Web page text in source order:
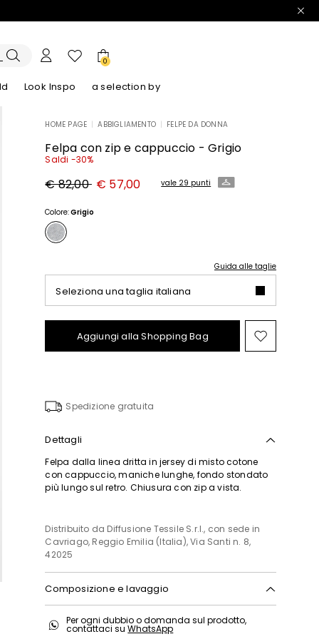
0
Look Inspo a selection by
Scopri i nostri AbitiScopri i nostri Sandali
HOME PAGE ABBIGLIAMENTO FELPE DA DONNA
Felpa con zip e cappuccio - Grigio
Saldi -30%
Prezzo
originale
82,00
€ 82,00 Nuovo
prezzo
€ 57,00 vale 29 punti
Colore:Grigio
Guida alle taglie
Seleziona una taglia italiana
Aggiungi alla Shopping Bag Sposta
nella
Spedizione gratuita
Dettagli
Felpa dalla linea dritta in jersey di misto cotone
con cappuccio, maniche lunghe, fondo stondato
più lungo sul retro. Chiusura con zip a vista.
Distribuito da Diffusione Tessile S.r.l., con sede in
Cavriago, Reggio Emilia (Italia), Via Santi n. 8,
42025
Composizione e lavaggio
meccanica; non candeggiare; non asciugare in
tamburo; asciugare in piano in ombra; ferro tiepido
Per ogni dubbio o domanda sul prodotto,
contattaci suWhatsApp